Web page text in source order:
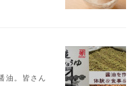
油。皆さん